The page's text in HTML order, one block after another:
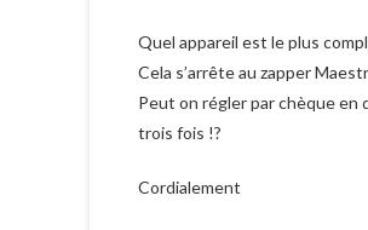
Quel appareil est le plus
Cela s’arrête au zapper
Peut on régler par chèque en
trois fois !?
Cordialement